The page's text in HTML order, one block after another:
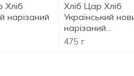
Хліб
нарізаний
Хліб Цар Хліб
Український
нарізаний
половинка 475г
475 г